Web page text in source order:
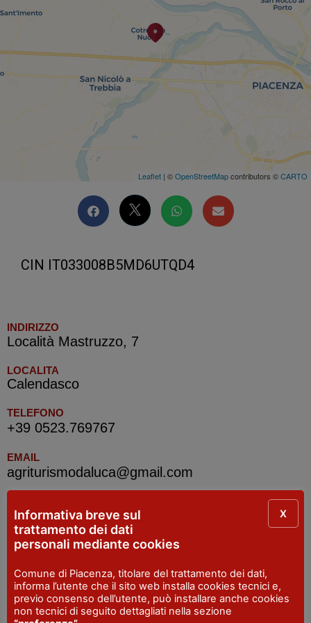
Leaflet | ©OpenStreetMapcontributors ©CARTO
CIN IT033008B5MD6UTQD4
INDIRIZZO
Località Mastruzzo, 7
LOCALITA
Calendasco
TELEFONO
+39 0523.769767
EMAIL
agriturismodaluca@gmail.com
Info Point Val Tidone Val Luretta
Piazzale Rio Carona - Castel San Giovanni
SITO WEB
www.valtidoneluretta.com/
Informativa breve sul
trattamento dei dati
personali mediante cookies
Comune di Piacenza, titolare del trattamento dei dati,
informa l’utente che il sito web installa cookies tecnici e,
previo consenso dell’utente, può installare anche cookies
non tecnici di seguito dettagliati nella sezione
X